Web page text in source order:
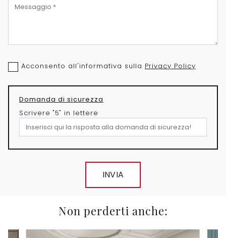
Acconsento all'informativa sulla Privacy Policy
Domanda di sicurezza
Scrivere "5" in lettere
INVIA
Non perderti anche: